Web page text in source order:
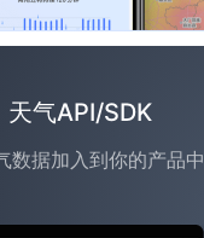
天气API/SDK
数据加入到你的产品中